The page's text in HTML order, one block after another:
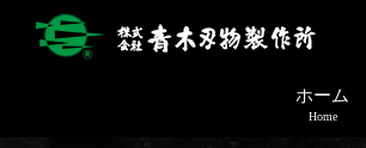
ホーム
Home